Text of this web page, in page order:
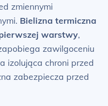
zmiennymi
Bielizna termiczna
warstwy,
zawilgoceniu
izolująca chroni przed
zabezpiecza przed